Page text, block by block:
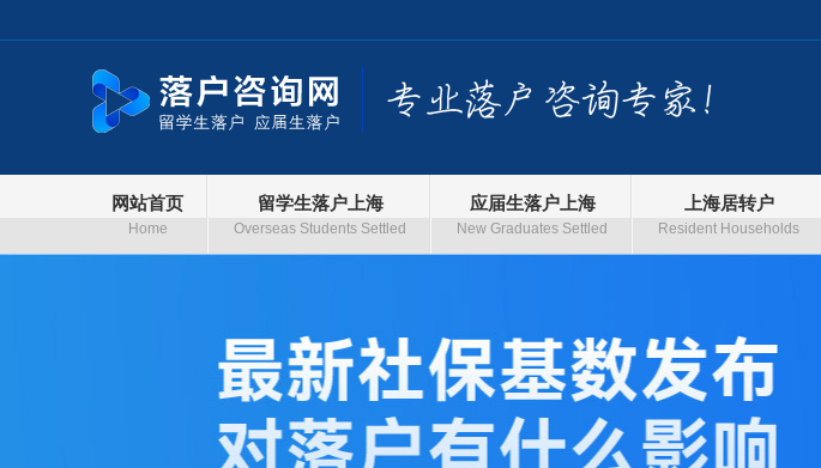
网站首页
Home
留学生落户上海
Overseas Students Settled
应届生落户上海
New Graduates Settled
上海居转户
Resident Households